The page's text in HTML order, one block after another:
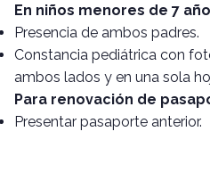
En niños menores de 7
Presencia de ambos padres.
Constancia pediátrica con
ambos lados y en una sola
Para renovación de
Presentar pasaporte anterior.